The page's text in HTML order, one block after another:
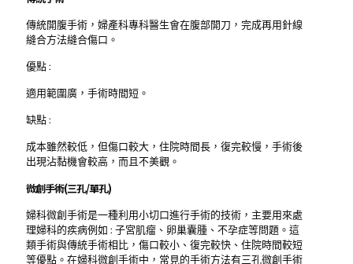
傳統開腹手術，婦產科專科醫生會在腹部開刀，完成再用針線
縫合方法縫合傷口。
優點 :
適用範圍廣，手術時間短。
缺點 :
成本雖然較低，但傷口較大，住院時間長，復完較慢，手術後
出現沾黏機會較高，而且不美觀。
微創手術(三孔/單孔)
婦科微創手術是一種利用小切口進行手術的技術，主要用來處
理婦科的疾病例如 : 子宮肌瘤、卵巢囊腫、不孕症等問題。這
類手術與傳統手術相比，傷口較小、復完較快、住院時間較短
等優點。在婦科微創手術中，常見的手術方法有三孔微創手術